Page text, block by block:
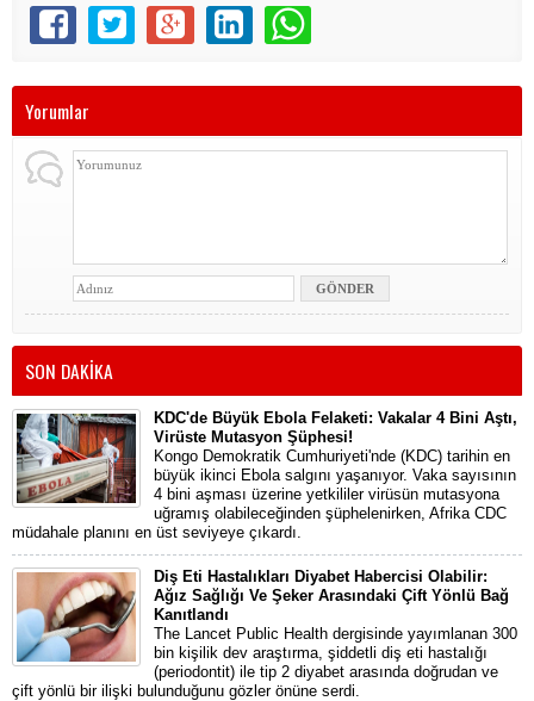
Yorumlar
SON DAKİKA
KDC'de Büyük Ebola Felaketi: Vakalar 4 Bini Aştı,
Virüste Mutasyon Şüphesi!
Kongo Demokratik Cumhuriyeti'nde (KDC) tarihin en
büyük ikinci Ebola salgını yaşanıyor. Vaka sayısının
4 bini aşması üzerine yetkililer virüsün mutasyona
uğramış olabileceğinden şüphelenirken, Afrika CDC
müdahale planını en üst seviyeye çıkardı.
Diş Eti Hastalıkları Diyabet Habercisi Olabilir:
Ağız Sağlığı Ve Şeker Arasındaki Çift Yönlü Bağ
Kanıtlandı
The Lancet Public Health dergisinde yayımlanan 300
bin kişilik dev araştırma, şiddetli diş eti hastalığı
(periodontit) ile tip 2 diyabet arasında doğrudan ve
çift yönlü bir ilişki bulunduğunu gözler önüne serdi.